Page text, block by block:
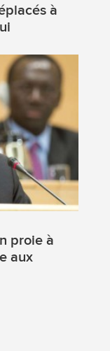
à
proie à
aux